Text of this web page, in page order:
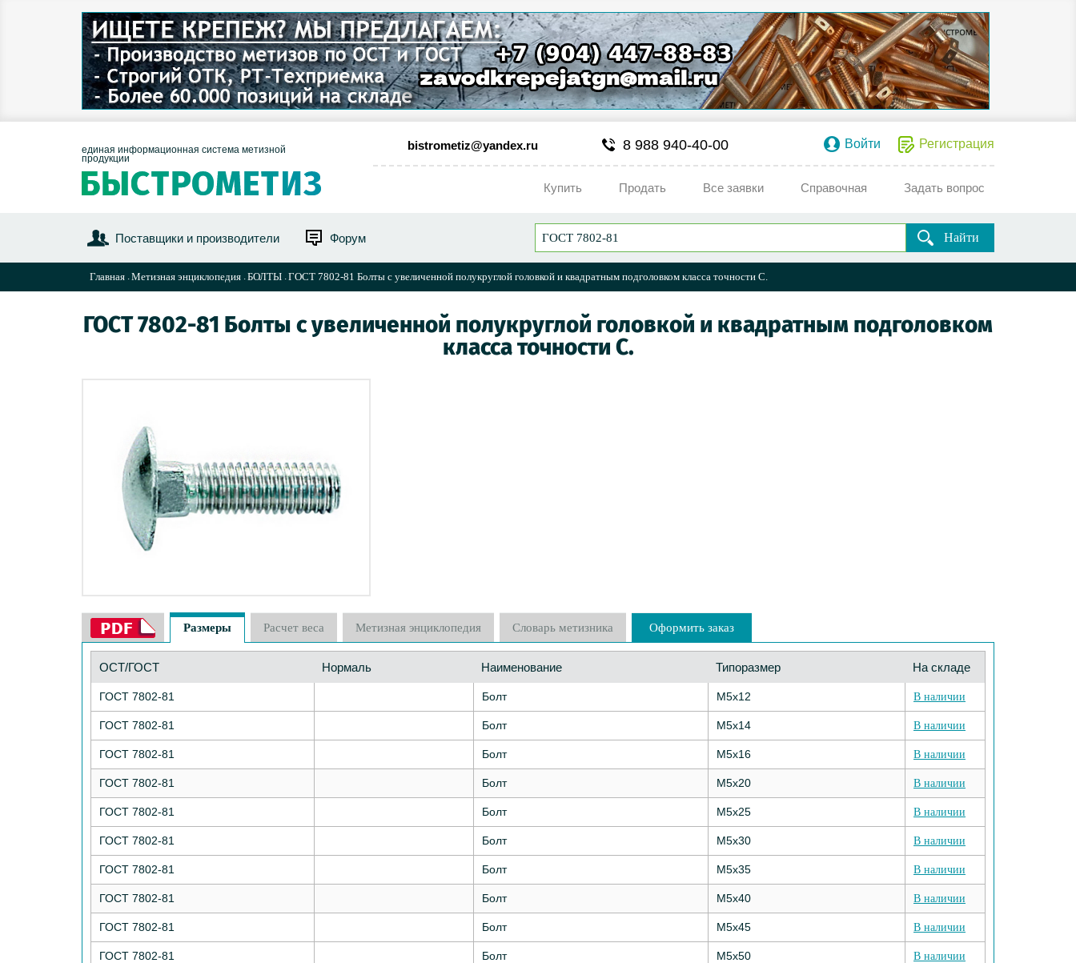
единая информационная система метизной
продукции
bistrometiz@yandex.ru 8 988 940-40-00 Войти Регистрация
Купить Продать Все заявки Справочная Задать вопрос
Поставщики и производители Форум Найти
Главная Метизная энциклопедия БОЛТЫ ГОСТ 7802-81 Болты с увеличенной полукруглой головкой и квадратным подголовком класса точности С.
ГОСТ 7802-81 Болты с увеличенной полукруглой головкой и квадратным подголовком
класса точности С.
Размеры Расчет веса Метизная энциклопедия Словарь метизника Оформить заказ
ОСТ/ГОСТ Нормаль Наименование Типоразмер На складе
ГОСТ 7802-81 Болт М5х12 В наличии
ГОСТ 7802-81 Болт М5х14 В наличии
ГОСТ 7802-81 Болт М5х16 В наличии
ГОСТ 7802-81 Болт М5х20 В наличии
ГОСТ 7802-81 Болт М5х25 В наличии
ГОСТ 7802-81 Болт М5х30 В наличии
ГОСТ 7802-81 Болт М5х35 В наличии
ГОСТ 7802-81 Болт М5х40 В наличии
ГОСТ 7802-81 Болт М5х45 В наличии
ГОСТ 7802-81 Болт М5х50 В наличии